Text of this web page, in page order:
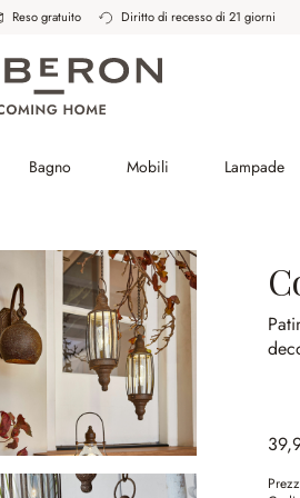
Reso gratuito Diritto di recesso di 21 giorni
Bagno Mobili Lampade